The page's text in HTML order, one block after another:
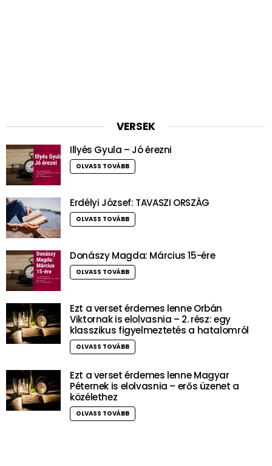
VERSEK
Illyés Gyula – Jó érezni
OLVASS TOVÁBB
Erdélyi József: TAVASZI ORSZÁG
OLVASS TOVÁBB
Donászy Magda: Március 15-ére
OLVASS TOVÁBB
Ezt a verset érdemes lenne Orbán
Viktornak is elolvasnia – 2. rész: egy
klasszikus figyelmeztetés a hatalomról
OLVASS TOVÁBB
Ezt a verset érdemes lenne Magyar
Péternek is elolvasnia – erős üzenet a
közélethez
OLVASS TOVÁBB